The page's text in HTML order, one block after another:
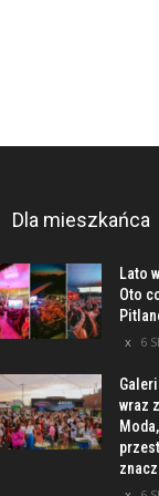
Dla mieszkańca
Lato
Oto
6
wraz